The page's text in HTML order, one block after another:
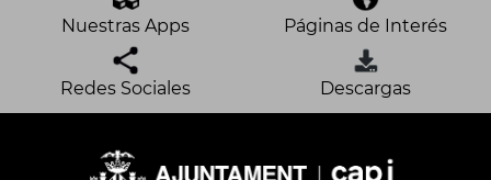
Nuestras Apps Páginas de Interés
Redes Sociales Descargas